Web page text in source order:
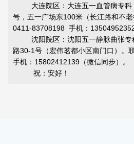
大连院区：大连五一血管病专科
号，五一广场东100米（长江路和不
0411-83708198 手机：13504952352
沈阳院区：沈阳五一静脉曲张专
路30-1号（宏伟茗都小区南门口）。
手机：15802412139（微信同步）。
祝：安好！